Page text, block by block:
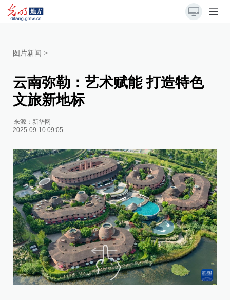
图片新闻 >
云南弥勒：艺术赋能 打造特色
文旅新地标
来源： 新华网
2025-09-10 09:05